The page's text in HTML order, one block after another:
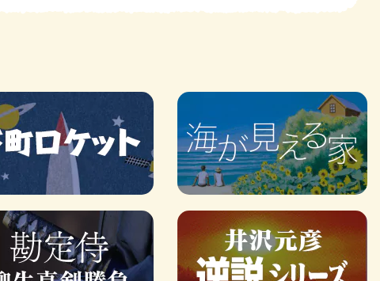
ロボット・イン・ザ・システム
著／デボラ・イン…